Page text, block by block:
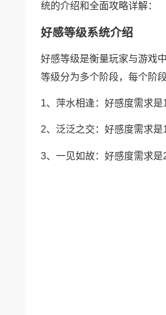
统的介绍和全面攻略详解：
好感等级系统介绍
好感等级是衡量玩家与游戏
等级分为多个阶段，每个阶
1、萍水相逢：好感度需求是
2、泛泛之交：好感度需求是
3、一见如故：好感度需求是